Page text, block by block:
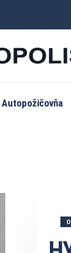
Autopožičovňa